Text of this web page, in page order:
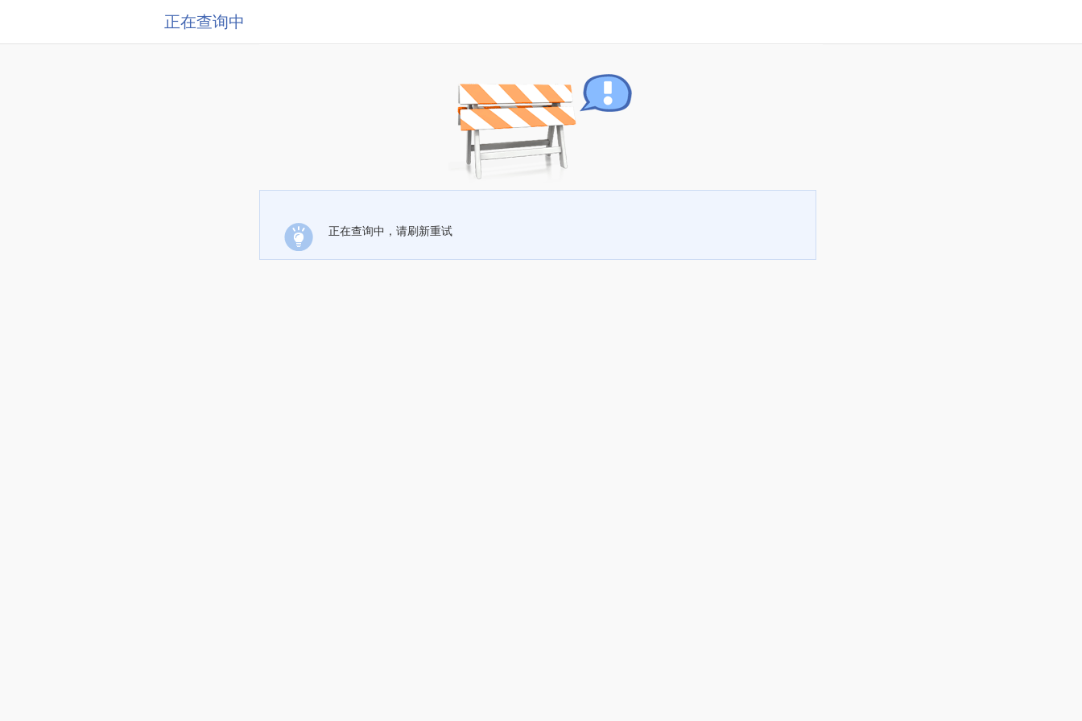
正在查询中
正在查询中，请刷新重试